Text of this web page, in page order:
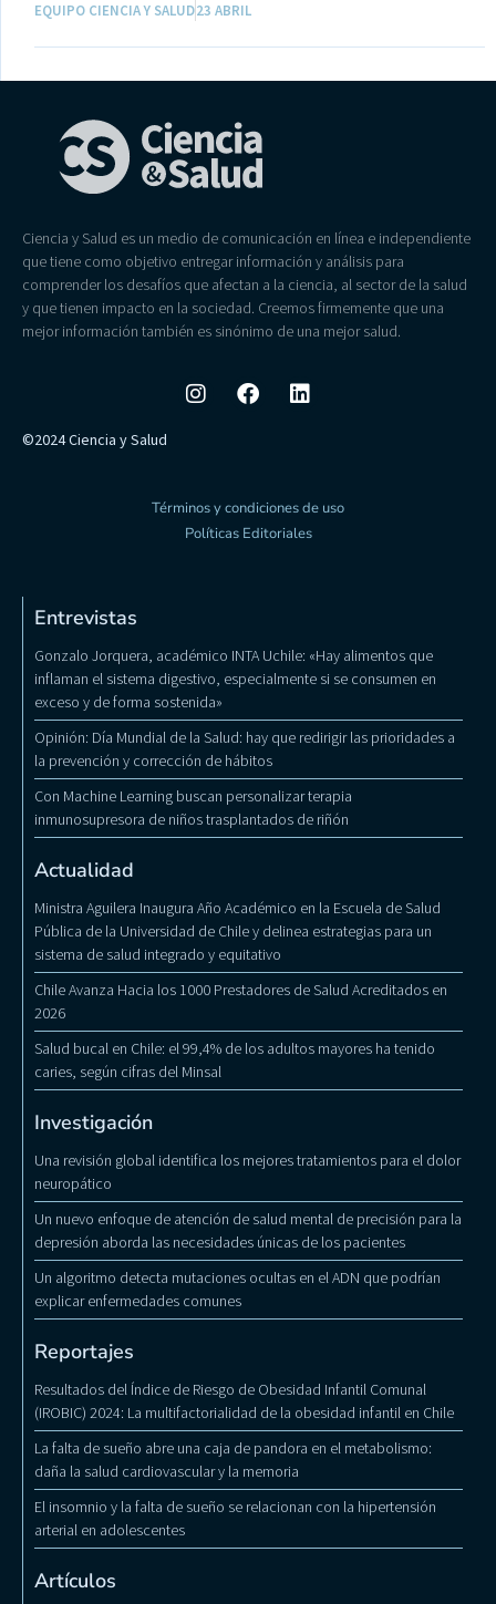
EQUIPO CIENCIA Y SALUD23 ABRIL
Ciencia y Salud es un medio de comunicación en línea e independiente
que tiene como objetivo entregar información y análisis para
comprender los desafíos que afectan a la ciencia, al sector de la salud
y que tienen impacto en la sociedad. Creemos firmemente que una
mejor información también es sinónimo de una mejor salud.
©2024 Ciencia y Salud
Términos y condiciones de uso
Políticas Editoriales
Entrevistas
Gonzalo Jorquera, académico INTA Uchile: «Hay alimentos que
inflaman el sistema digestivo, especialmente si se consumen en
exceso y de forma sostenida»
Opinión: Día Mundial de la Salud: hay que redirigir las prioridades a
la prevención y corrección de hábitos
Con Machine Learning buscan personalizar terapia
inmunosupresora de niños trasplantados de riñón
Actualidad
Ministra Aguilera Inaugura Año Académico en la Escuela de Salud
Pública de la Universidad de Chile y delinea estrategias para un
sistema de salud integrado y equitativo
Chile Avanza Hacia los 1000 Prestadores de Salud Acreditados en
2026
Salud bucal en Chile: el 99,4% de los adultos mayores ha tenido
caries, según cifras del Minsal
Investigación
Una revisión global identifica los mejores tratamientos para el dolor
neuropático
Un nuevo enfoque de atención de salud mental de precisión para la
depresión aborda las necesidades únicas de los pacientes
Un algoritmo detecta mutaciones ocultas en el ADN que podrían
explicar enfermedades comunes
Reportajes
Resultados del Índice de Riesgo de Obesidad Infantil Comunal
(IROBIC) 2024: La multifactorialidad de la obesidad infantil en Chile
La falta de sueño abre una caja de pandora en el metabolismo:
daña la salud cardiovascular y la memoria
El insomnio y la falta de sueño se relacionan con la hipertensión
arterial en adolescentes
Artículos